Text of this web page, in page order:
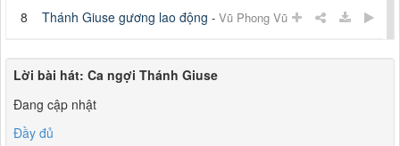
8 Thánh Giuse gương lao động - Vũ Phong Vũ
9 Xin Thánh Giuse cầu bầu-Vũ Phong Vũ
10 Xin Thánh Giuse
Lời bài hát: Ca ngợi Thánh Giuse
Đang cập nhật
Đầy đủ